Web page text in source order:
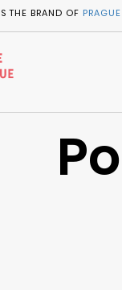
THE BRAND OF